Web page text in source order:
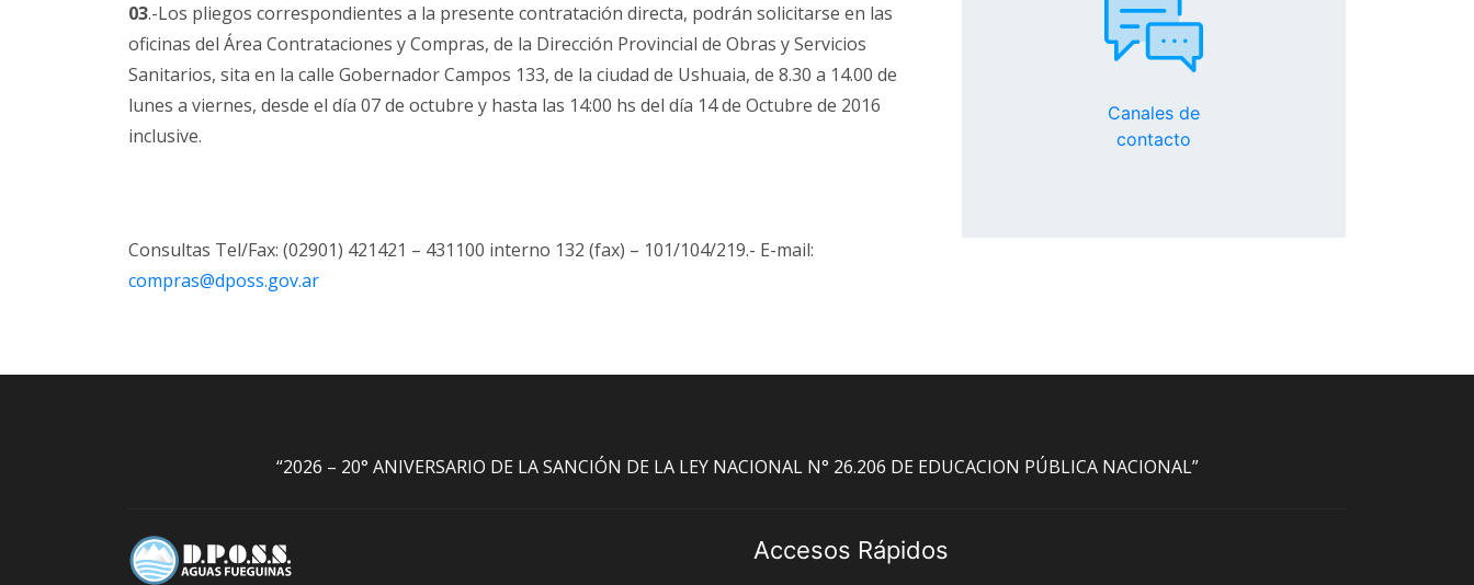
03.-Los pliegos correspondientes a la presente contratación directa, podrán solicitarse en las
oficinas del Área Contrataciones y Compras, de la Dirección Provincial de Obras y Servicios
Sanitarios, sita en la calle Gobernador Campos 133, de la ciudad de Ushuaia, de 8.30 a 14.00 de
lunes a viernes, desde el día 07 de octubre y hasta las 14:00 hs del día 14 de Octubre de 2016
inclusive.
Consultas Tel/Fax: (02901) 421421 – 431100 interno 132 (fax) – 101/104/219.- E-mail:
compras@dposs.gov.ar
Canales de
contacto
“2026 – 20° ANIVERSARIO DE LA SANCIÓN DE LA LEY NACIONAL N° 26.206 DE EDUCACION PÚBLICA NACIONAL”
Accesos Rápidos